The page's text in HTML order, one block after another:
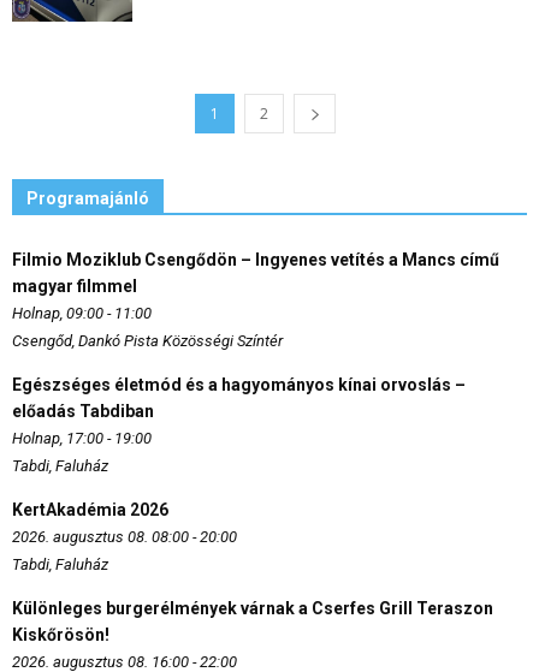
1 2
Programajánló
Filmio Moziklub Csengődön – Ingyenes vetítés a Mancs című
magyar filmmel
Holnap, 09:00 - 11:00
Csengőd, Dankó Pista Közösségi Színtér
Egészséges életmód és a hagyományos kínai orvoslás –
előadás Tabdiban
Holnap, 17:00 - 19:00
Tabdi, Faluház
KertAkadémia 2026
2026. augusztus 08. 08:00 - 20:00
Tabdi, Faluház
Különleges burgerélmények várnak a Cserfes Grill Teraszon
Kiskőrösön!
2026. augusztus 08. 16:00 - 22:00